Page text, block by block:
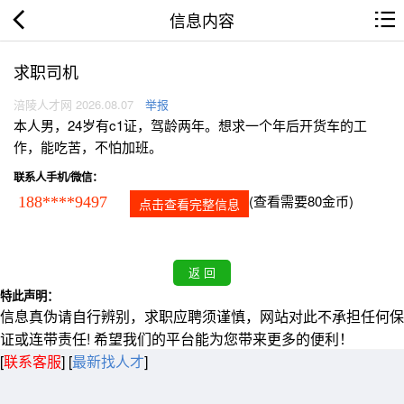
信息内容
求职司机
涪陵人才网 2026.08.07 举报
本人男，24岁有c1证，驾龄两年。想求一个年后开货车的工
作，能吃苦，不怕加班。
联系人手机/微信：
188****9497 点击查看完整信息 (查看需要80金币)
特此声明：
信息真伪请自行辨别，求职应聘须谨慎，网站对此不承担任何保
证或连带责任! 希望我们的平台能为您带来更多的便利！
[联系客服] [最新找人才]